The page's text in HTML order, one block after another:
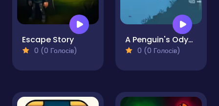
Escape Story
0 (0 Голосів)
A Penguin's Odyssey
0 (0 Голосів)